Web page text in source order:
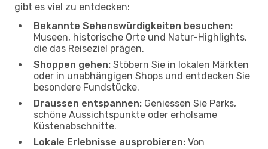
gibt es viel zu entdecken:
Bekannte Sehenswürdigkeiten besuchen:
Museen, historische Orte und Natur-Highlights,
die das Reiseziel prägen.
Shoppen gehen: Stöbern Sie in lokalen Märkten
oder in unabhängigen Shops und entdecken Sie
besondere Fundstücke.
Draussen entspannen: Geniessen Sie Parks,
schöne Aussichtspunkte oder erholsame
Küstenabschnitte.
Lokale Erlebnisse ausprobieren: Von